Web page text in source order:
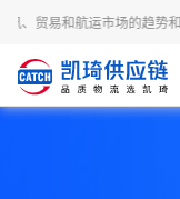
、贸易和航运市场的趋势